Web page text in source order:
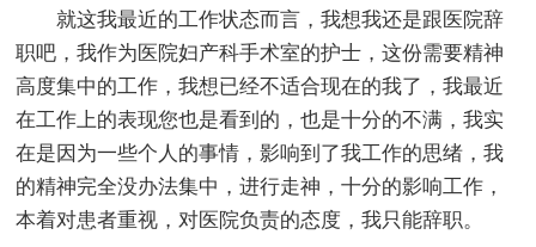
就这我最近的工作状态而言，我想我还是跟医院辞
职吧，我作为医院妇产科手术室的护士，这份需要精神
高度集中的工作，我想已经不适合现在的我了，我最近
在工作上的表现您也是看到的，也是十分的不满，我实
在是因为一些个人的事情，影响到了我工作的思绪，我
的精神完全没办法集中，进行走神，十分的影响工作，
本着对患者重视，对医院负责的态度，我只能辞职。